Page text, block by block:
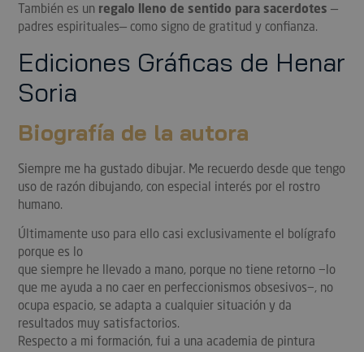
También es un regalo lleno de sentido para sacerdotes —
padres espirituales— como signo de gratitud y confianza.
Ediciones Gráficas de Henar
Soria
Biografía de la autora
Siempre me ha gustado dibujar. Me recuerdo desde que tengo
uso de razón dibujando, con especial interés por el rostro
humano.
Últimamente uso para ello casi exclusivamente el bolígrafo
porque es lo
que siempre he llevado a mano, porque no tiene retorno −lo
que me ayuda a no caer en perfeccionismos obsesivos−, no
ocupa espacio, se adapta a cualquier situación y da
resultados muy satisfactorios.
Respecto a mi formación, fui a una academia de pintura